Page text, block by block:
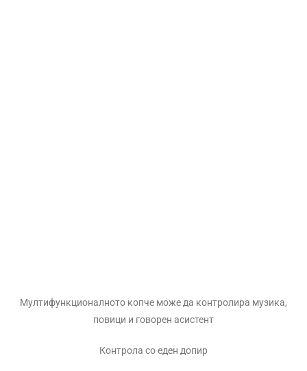
Мултифункционалното копче може да контролира музика,
повици и говорен асистент
Контрола со еден допир